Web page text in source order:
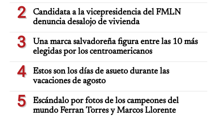
2
Candidata a la vicepresidencia del FMLN
denuncia desalojo de vivienda
3
Una marca salvadoreña figura entre las 10 más
elegidas por los centroamericanos
4
Estos son los días de asueto durante las
vacaciones de agosto
5
Escándalo por fotos de los campeones del
mundo Ferran Torres y Marcos Llorente